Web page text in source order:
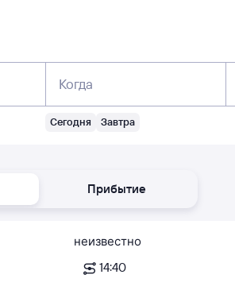
Когда
Сегодня Завтра
Прибытие
неизвестно
14:40